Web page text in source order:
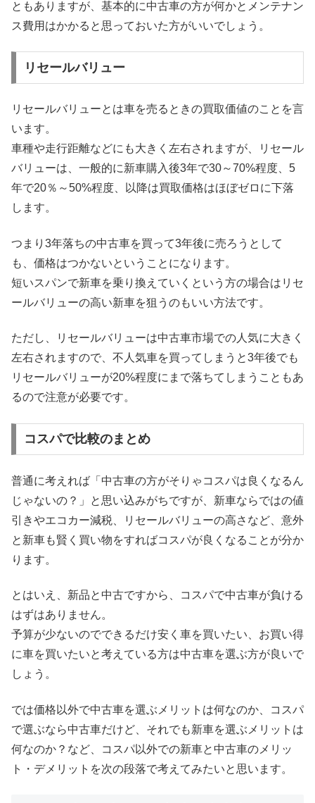
ともありますが、基本的に中古車の方が何かとメンテナン
ス費用はかかると思っておいた方がいいでしょう。
リセールバリュー
リセールバリューとは車を売るときの買取価値のことを言
います。
車種や走行距離などにも大きく左右されますが、リセール
バリューは、一般的に新車購入後3年で30～70%程度、5
年で20％～50%程度、以降は買取価格はほぼゼロに下落
します。
つまり3年落ちの中古車を買って3年後に売ろうとして
も、価格はつかないということになります。
短いスパンで新車を乗り換えていくという方の場合はリセ
ールバリューの高い新車を狙うのもいい方法です。
ただし、リセールバリューは中古車市場での人気に大きく
左右されますので、不人気車を買ってしまうと3年後でも
リセールバリューが20%程度にまで落ちてしまうこともあ
るので注意が必要です。
コスパで比較のまとめ
普通に考えれば「中古車の方がそりゃコスパは良くなるん
じゃないの？」と思い込みがちですが、新車ならではの値
引きやエコカー減税、リセールバリューの高さなど、意外
と新車も賢く買い物をすればコスパが良くなることが分か
ります。
とはいえ、新品と中古ですから、コスパで中古車が負ける
はずはありません。
予算が少ないのでできるだけ安く車を買いたい、お買い得
に車を買いたいと考えている方は中古車を選ぶ方が良いで
しょう。
では価格以外で中古車を選ぶメリットは何なのか、コスパ
で選ぶなら中古車だけど、それでも新車を選ぶメリットは
何なのか？など、コスパ以外での新車と中古車のメリッ
ト・デメリットを次の段落で考えてみたいと思います。